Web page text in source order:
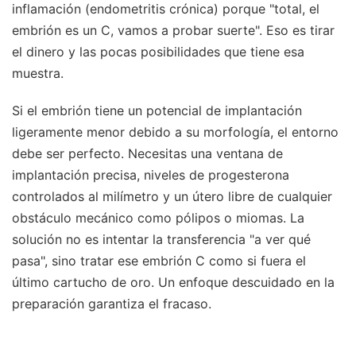
inflamación (endometritis crónica) porque "total, el
embrión es un C, vamos a probar suerte". Eso es tirar
el dinero y las pocas posibilidades que tiene esa
muestra.
Si el embrión tiene un potencial de implantación
ligeramente menor debido a su morfología, el entorno
debe ser perfecto. Necesitas una ventana de
implantación precisa, niveles de progesterona
controlados al milímetro y un útero libre de cualquier
obstáculo mecánico como pólipos o miomas. La
solución no es intentar la transferencia "a ver qué
pasa", sino tratar ese embrión C como si fuera el
último cartucho de oro. Un enfoque descuidado en la
preparación garantiza el fracaso.